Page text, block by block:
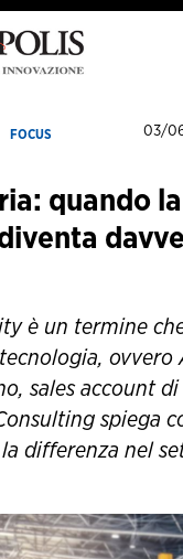
FOCUS 03/
quando la
è un termine
ovvero
sales account di
spiega
differenza nel